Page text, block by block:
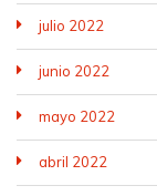
julio 2022
junio 2022
mayo 2022
abril 2022